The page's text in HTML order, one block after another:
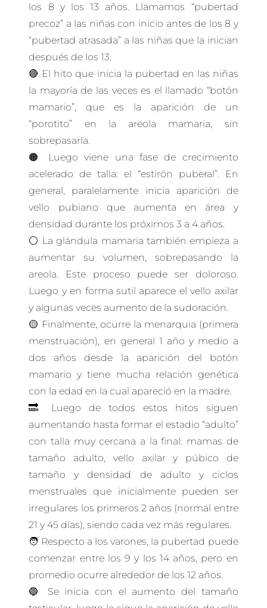
los 8 y los 13 años. Llamamos “pubertad
precoz” a las niñas con inicio antes de los 8 y
“pubertad atrasada” a las niñas que la inician
después de los 13.
🔴 El hito que inicia la pubertad en las niñas
la mayoría de las veces es el llamado “botón
mamario”, que es la aparición de un
“porotito” en la areola mamaria, sin
sobrepasarla.
🟠 Luego viene una fase de crecimiento
acelerado de talla: el “estirón puberal”. En
general, paralelamente inicia aparición de
vello pubiano que aumenta en área y
densidad durante los próximos 3 a 4 años.
⚪ La glándula mamaria también empieza a
aumentar su volumen, sobrepasando la
areola. Este proceso puede ser doloroso.
Luego y en forma sutil aparece el vello axilar
y algunas veces aumento de la sudoración.
🟡 Finalmente, ocurre la menarquia (primera
menstruación), en general 1 año y medio a
dos años desde la aparición del botón
mamario y tiene mucha relación genética
con la edad en la cual apareció en la madre.
🔜 Luego de todos estos hitos siguen
aumentando hasta formar el estadio “adulto”
con talla muy cercana a la final: mamas de
tamaño adulto, vello axilar y púbico de
tamaño y densidad de adulto y ciclos
menstruales que inicialmente pueden ser
irregulares los primeros 2 años (normal entre
21 y 45 días), siendo cada vez más regulares.
🧑 Respecto a los varones, la pubertad puede
comenzar entre los 9 y los 14 años, pero en
promedio ocurre alrededor de los 12 años.
🔵 Se inicia con el aumento del tamaño